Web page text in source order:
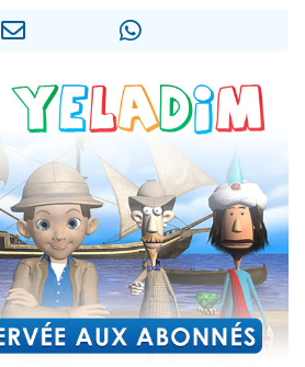
Il reste 49 places pour étudier en groupe sur Zoom
3 personnes viennent de nous rejoindre sur WhatsApp
2 personnes viennent de nous rejoindre sur WhatsApp